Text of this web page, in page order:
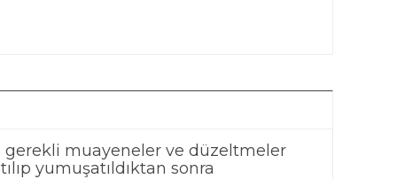
gerekli muayeneler ve düzeltmeler
yumuşatıldıktan sonra